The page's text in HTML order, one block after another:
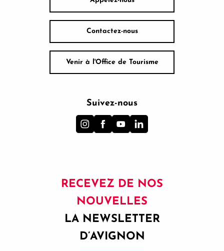
Contactez-nous
Venir à l'Office de Tourisme
Suivez-nous
RECEVEZ DE NOS
NOUVELLES
LA NEWSLETTER
D’AVIGNON